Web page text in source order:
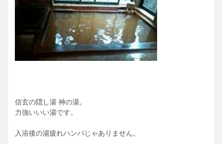
風鈴がチリンチリンと鳴って木立からの風が当たり気持ちい
い。９月だと言うのにまだ３０度以上ある猛暑日。でもここ
は別世界、、、。ああいいお湯でした。
畳敷きの休憩スペースでうちわを使ってひと休み。開け放た
れた窓の外は緑の木々。ゆったりまったりのすばらしい湯上
なのかな。
自遊人のクーポンにて無料。
信玄の隠し湯 神の湯。
力強いいい湯です。
入浴後の湯疲れハンパじゃありません。